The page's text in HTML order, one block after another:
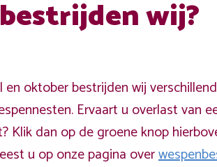
wij?
en oktober bestrijden wij
Ervaart u overlast van
Klik dan op de groene knop
u op onze pagina over